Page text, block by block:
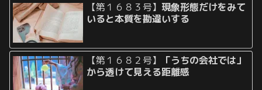
【第１６８３号】現象形態だけをみて
いると本質を勘違いする
【第１６８２号】
「うちの会社では」
から透けて見える距離感